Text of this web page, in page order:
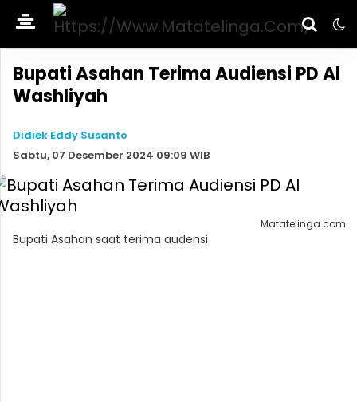
Bupati Asahan Terima Audiensi PD Al
Washliyah
Didiek Eddy Susanto
Sabtu, 07 Desember 2024 09:09 WIB
Matatelinga.com
Bupati Asahan saat terima audensi